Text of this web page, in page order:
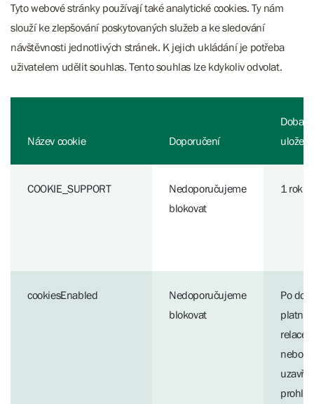
Tyto webové stránky používají také analytické cookies. Ty nám
slouží ke zlepšování poskytovaných služeb a ke sledování
návštěvnosti jednotlivých stránek. K jejich ukládání je potřeba
uživatelem udělit souhlas. Tento souhlas lze kdykoliv odvolat.
Název cookie Doporučení
Doba
COOKIE_SUPPORT
Nedoporučujeme
blokovat
1 rok
cookiesEnabled
Nedoporučujeme
blokovat
Po
relace
nebo